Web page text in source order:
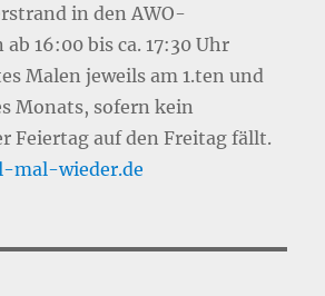
in den AWO-
16:00 bis ca. 17:30 Uhr
Malen jeweils am 1.ten und
Monats, sofern kein
Feiertag auf den Freitag fällt.
mal-wieder.de